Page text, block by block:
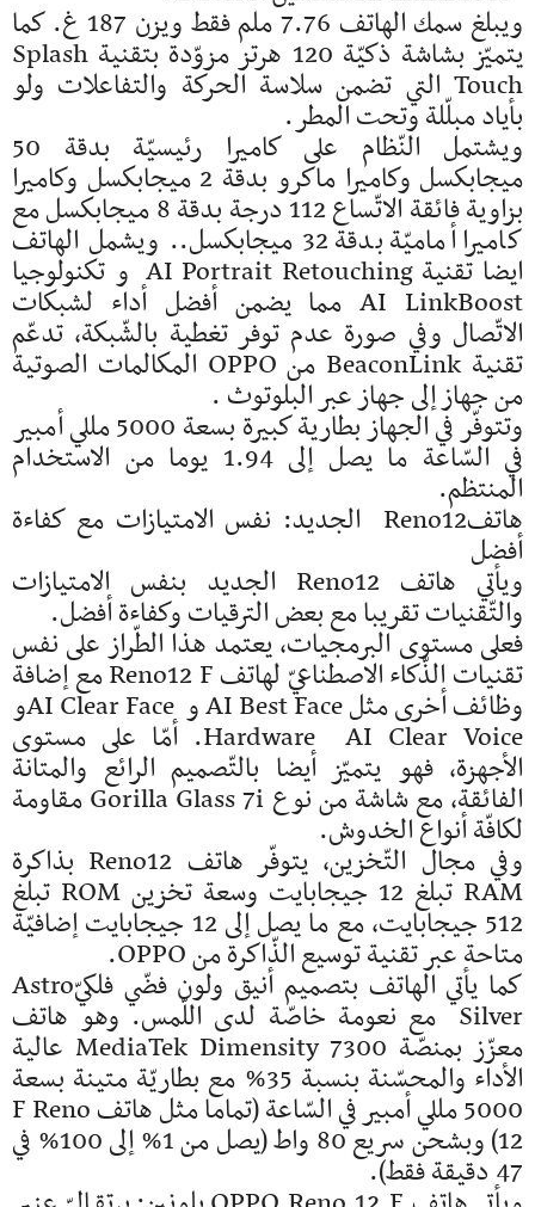
ويبلغ سمك الهاتف 7.76 ملم فقط ويزن 187 غ. كما
يتميّز بشاشة ذكيّة 120 هرتز مزوّدة بتقنية Splash
Touch التي تضمن سلاسة الحركة والتفاعلات ولو
بأياد مبلّلة وتحت المطر.
ويشتمل النّظام على كاميرا رئيسيّة بدقة 50
ميجابكسل وكاميرا ماكرو بدقة 2 ميجابكسل وكاميرا
بزاوية فائقة الاتّساع 112 درجة بدقة 8 ميجابكسل مع
كاميرا أماميّة بدقة 32 ميجابكسل.. ويشمل الهاتف
ايضا تقنية AI Portrait Retouching و تكنولوجيا
AI LinkBoost مما يضمن أفضل أداء لشبكات
الاتّصال وفي صورة عدم توفر تغطية بالشّبكة، تدعّم
تقنية BeaconLink من OPPO المكالمات الصوتية
من جهاز إلى جهاز عبر البلوتوث .
وتتوفّر في الجهاز بطارية كبيرة بسعة 5000 مللي أمبير
في السّاعة ما يصل إلى 1.94 يوما من الاستخدام
المنتظم.
هاتفReno12 الجديد: نفس الامتيازات مع كفاءة
أفضل
ويأتي هاتف Reno12 الجديد بنفس الامتيازات
والتّقنيات تقريبا مع بعض الترقيات وكفاءة أفضل.
فعلى مستوى البرمجيات، يعتمد هذا الطّراز على نفس
تقنيات الذّكاء الاصطناعيّ لهاتف Reno12 F مع إضافة
وظائف أخرى مثل AI Best Face و AI Clear Faceو
Hardware AI Clear Voice. أمّا على مستوى
الأجهزة، فهو يتميّز أيضا بالتّصميم الرائع والمتانة
الفائقة، مع شاشة من نوع Gorilla Glass 7i مقاومة
لكافّة أنواع الخدوش.
وفي مجال التّخزين، يتوفّر هاتف Reno12 بذاكرة
RAM تبلغ 12 جيجابايت وسعة تخزين ROM تبلغ
512 جيجابايت، مع ما يصل إلى 12 جيجابايت إضافيّة
متاحة عبر تقنية توسيع الذّاكرة من OPPO.
كما يأتي الهاتف بتصميم أنيق ولون فضّي فلكيّAstro
Silver مع نعومة خاصّة لدى اللّمس. وهو هاتف
معزّز بمنصّة MediaTek Dimensity 7300 عالية
الأداء والمحسّنة بنسبة 35% مع بطاريّة متينة بسعة
5000 مللي أمبير في السّاعة (تماما مثل هاتف F Reno
12) وبشحن سريع 80 واط (يصل من 1% إلى 100% في
47 دقيقة فقط).